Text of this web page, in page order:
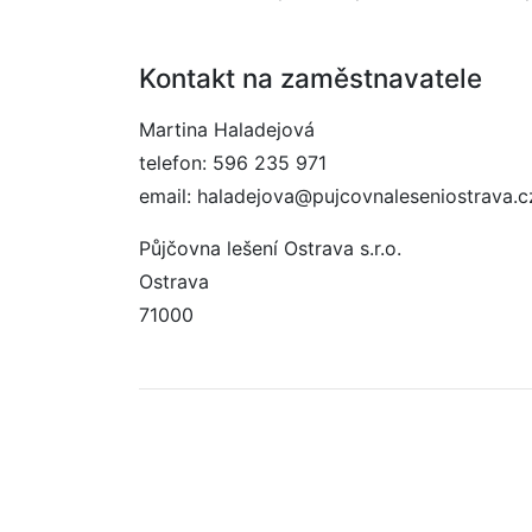
Kontakt na zaměstnavatele
Martina Haladejová
telefon: 596 235 971
email:
Půjčovna lešení Ostrava s.r.o.
Ostrava
71000